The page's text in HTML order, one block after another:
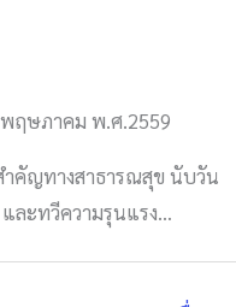
พฤษภาคม พ.ศ.2559
ำคัญทางสาธารณสุข นับวัน
ละทวีความรุนแรง…